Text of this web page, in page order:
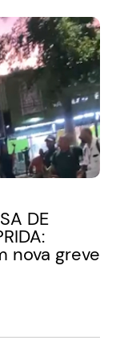
DE
nova greve